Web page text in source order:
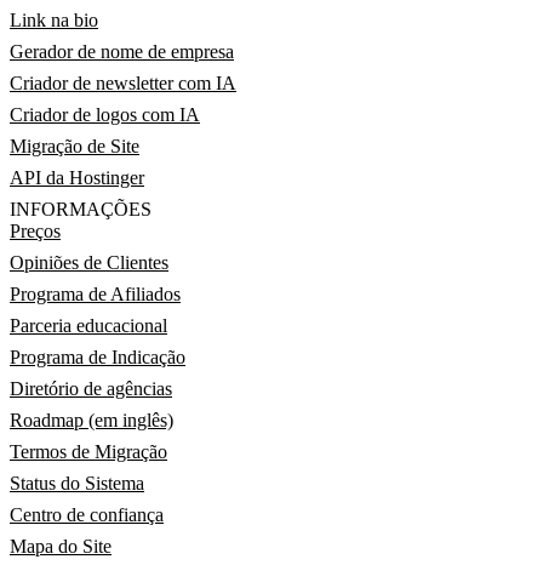
Link na bio
Gerador de nome de empresa
Criador de newsletter com IA
Criador de logos com IA
Migração de Site
API da Hostinger
INFORMAÇÕES
Preços
Opiniões de Clientes
Programa de Afiliados
Parceria educacional
Programa de Indicação
Diretório de agências
Roadmap (em inglês)
Termos de Migração
Status do Sistema
Centro de confiança
Mapa do Site